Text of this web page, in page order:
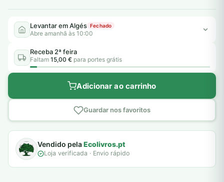
Levantar em Algés Fechado
Abre amanhã às 10:00
Receba 2ª feira
Faltam 15,00 € para portes grátis
Adicionar ao carrinho
Guardar nos favoritos
Vendido pelaEcolivros.pt
Loja verificada · Envio rápido